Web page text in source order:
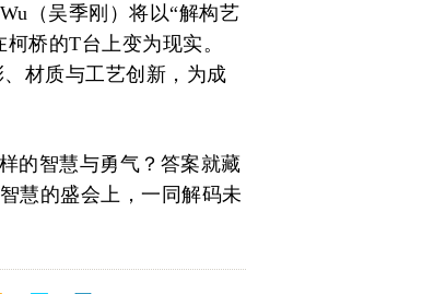
（吴季刚）将以“解构艺
桥的T台上变为现实。
材质与工艺创新，为成
的智慧与勇气？答案就藏
慧的盛会上，一同解码未